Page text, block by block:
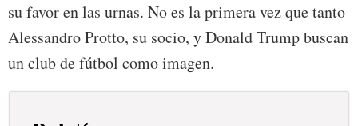
su favor en las urnas. No es la primera vez que tanto
Alessandro Protto, su socio, y Donald Trump buscan
un club de fútbol como imagen.